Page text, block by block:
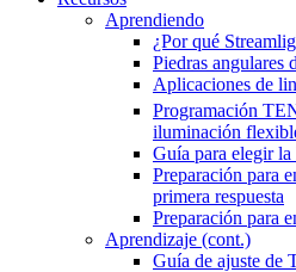
Aprendiendo
¿Por qué
Piedras angulares
Aplicaciones de
Programación
iluminación
Guía para elegir la
Preparación para
primera respuesta
Preparación para
Aprendizaje (cont.)
Guía de ajuste de